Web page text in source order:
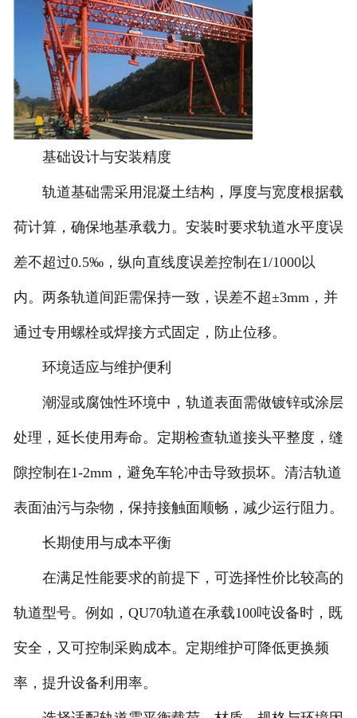
基础设计与安装精度
轨道基础需采用混凝土结构，厚度与宽度根据载
荷计算，确保地基承载力。安装时要求轨道水平度误
差不超过0.5‰，纵向直线度误差控制在1/1000以
内。两条轨道间距需保持一致，误差不超±3mm，并
通过专用螺栓或焊接方式固定，防止位移。
环境适应与维护便利
潮湿或腐蚀性环境中，轨道表面需做镀锌或涂层
处理，延长使用寿命。定期检查轨道接头平整度，缝
隙控制在1-2mm，避免车轮冲击导致损坏。清洁轨道
表面油污与杂物，保持接触面顺畅，减少运行阻力。
长期使用与成本平衡
在满足性能要求的前提下，可选择性价比较高的
轨道型号。例如，QU70轨道在承载100吨设备时，既
安全，又可控制采购成本。定期维护可降低更换频
率，提升设备利用率。